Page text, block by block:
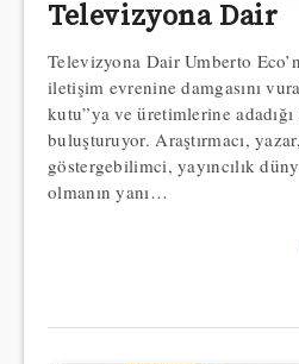
Televizyona Dair
Televizyona Dair Umberto
iletişim evrenine damgasını
kutu”ya ve üretimlerine adadığı
buluşturuyor. Araştırmacı,
göstergebilimci, yayıncılık
olmanın yanı…